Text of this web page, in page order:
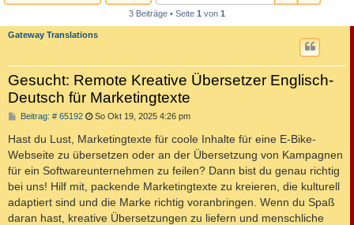
3 Beiträge • Seite 1 von 1
Gateway Translations
Gesucht: Remote Kreative Übersetzer Englisch-
Deutsch für Marketingtexte
Beitrag: # 65192B
i
t
r
g
So Okt 19, 2025 4:26 pm
Hast du Lust, Marketingtexte für coole Inhalte für eine E-Bike-
Webseite zu übersetzen oder an der Übersetzung von Kampagnen
für ein Softwareunternehmen zu feilen? Dann bist du genau richtig
bei uns! Hilf mit, packende Marketingtexte zu kreieren, die kulturell
adaptiert sind und die Marke richtig voranbringen. Wenn du Spaß
daran hast, kreative Übersetzungen zu liefern und menschliche